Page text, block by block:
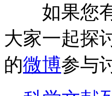
如果您有
大家一起探
的微博参与